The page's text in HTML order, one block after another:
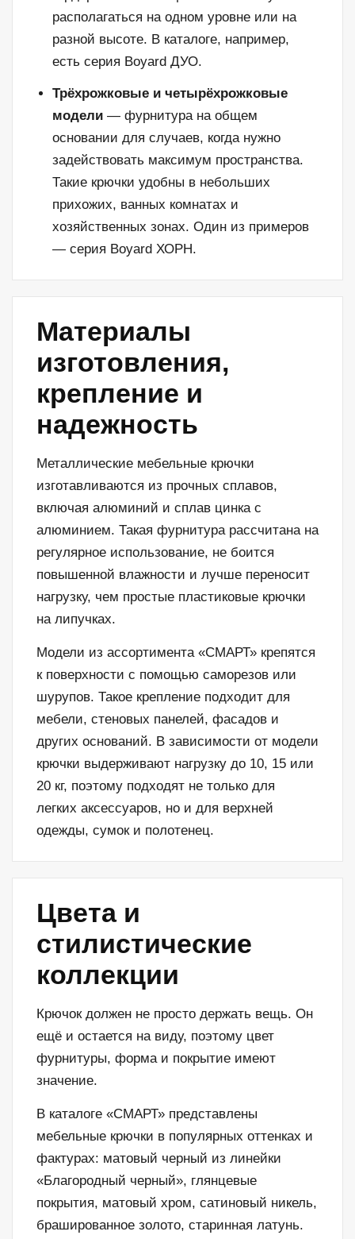
располагаться на одном уровне или на
разной высоте. В каталоге, например,
есть серия Boyard ДУО.
Трёхрожковые и четырёхрожковые
модели — фурнитура на общем
основании для случаев, когда нужно
задействовать максимум пространства.
Такие крючки удобны в небольших
прихожих, ванных комнатах и
хозяйственных зонах. Один из примеров
— серия Boyard ХОРН.
Материалы
изготовления,
крепление и
надежность
Металлические мебельные крючки
изготавливаются из прочных сплавов,
включая алюминий и сплав цинка с
алюминием. Такая фурнитура рассчитана на
регулярное использование, не боится
повышенной влажности и лучше переносит
нагрузку, чем простые пластиковые крючки
на липучках.
Модели из ассортимента «СМАРТ» крепятся
к поверхности с помощью саморезов или
шурупов. Такое крепление подходит для
мебели, стеновых панелей, фасадов и
других оснований. В зависимости от модели
крючки выдерживают нагрузку до 10, 15 или
20 кг, поэтому подходят не только для
легких аксессуаров, но и для верхней
одежды, сумок и полотенец.
Цвета и
стилистические
коллекции
Крючок должен не просто держать вещь. Он
ещё и остается на виду, поэтому цвет
фурнитуры, форма и покрытие имеют
значение.
В каталоге «СМАРТ» представлены
мебельные крючки в популярных оттенках и
фактурах: матовый черный из линейки
«Благородный черный», глянцевые
покрытия, матовый хром, сатиновый никель,
брашированное золото, старинная латунь.